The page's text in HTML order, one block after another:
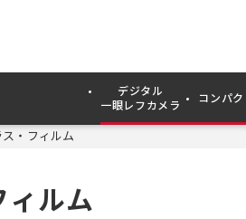
デジタル
一眼レフカメラ
コンパ
・フィルム
ルム